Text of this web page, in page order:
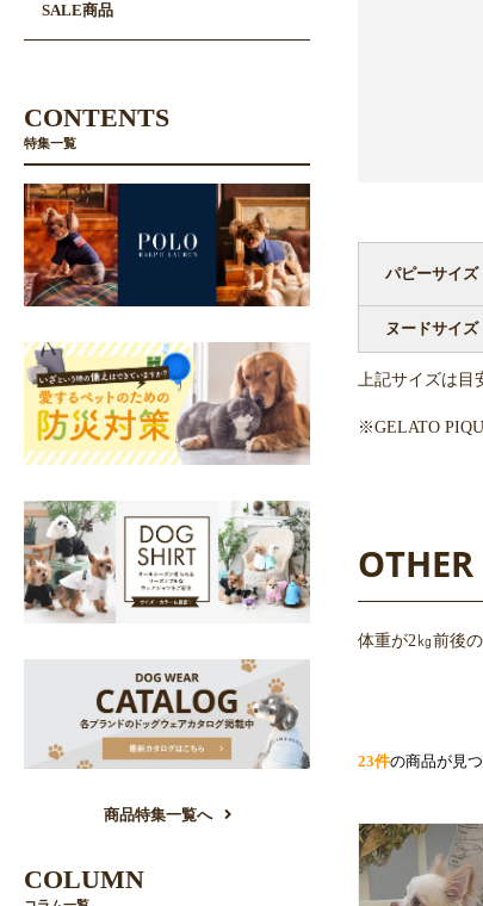
パピーサイズ
ヌードサイズ
上記サイズは
※GELATO
OTHER
体重が2㎏前後
23件の商品が見
SALE商品
CONTENTS
特集一覧
商品特集一覧へ
COLUMN